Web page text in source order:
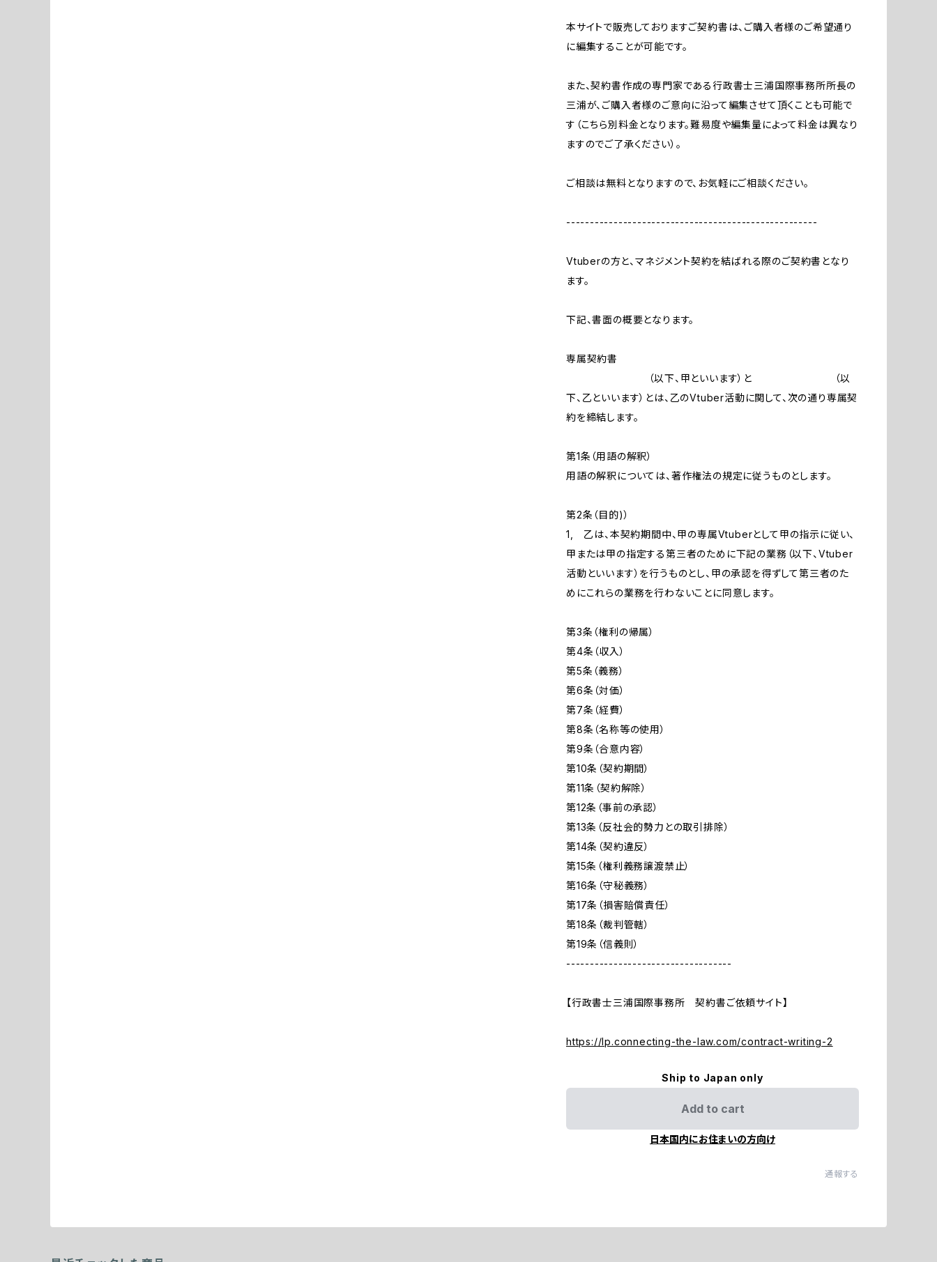
本サイトで販売しておりますご契約書は、ご購入者様のご希望通り
に編集することが可能です。
また、契約書作成の専門家である行政書士三浦国際事務所所長の
三浦が、ご購入者様のご意向に沿って編集させて頂くことも可能で
す（こちら別料金となります。難易度や編集量によって料金は異なり
ますのでご了承ください）。
ご相談は無料となりますので、お気軽にご相談ください。
-----------------------------------------------------
Vtuberの方と、マネジメント契約を結ばれる際のご契約書となり
ます。
下記、書面の概要となります。
専属契約書
（以下、甲といいます）と （以
下、乙といいます）とは、乙のVtuber活動に関して、次の通り専属契
約を締結します。
第1条（用語の解釈）
用語の解釈については、著作権法の規定に従うものとします。
第2条（目的)）
1, 乙は、本契約期間中、甲の専属Vtuberとして甲の指示に従い、
甲または甲の指定する第三者のために下記の業務（以下、Vtuber
活動といいます）を行うものとし、甲の承認を得ずして第三者のた
めにこれらの業務を行わないことに同意します。
第3条（権利の帰属）
第4条（収入）
第5条（義務）
第6条（対価）
第7条（経費）
第8条（名称等の使用）
第9条（合意内容）
第10条（契約期間）
第11条（契約解除）
第12条（事前の承認）
第13条（反社会的勢力との取引排除）
第14条（契約違反）
第15条（権利義務譲渡禁止）
第16条（守秘義務）
第17条（損害賠償責任）
第18条（裁判管轄）
第19条（信義則）
-----------------------------------
【行政書士三浦国際事務所 契約書ご依頼サイト】
https://lp.connecting-the-law.com/contract-writing-2
Ship to Japan only
Add to cart
日本国内にお住まいの方向け
通報する